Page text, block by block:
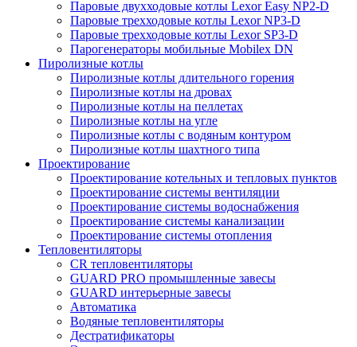
Паровые двухходовые котлы Lexor Easy NP2-D
Паровые трехходовые котлы Lexor NP3-D
Паровые трехходовые котлы Lexor SP3-D
Парогенераторы мобильные Mobilex DN
Пиролизные котлы
Пиролизные котлы длительного горения
Пиролизные котлы на дровах
Пиролизные котлы на пеллетах
Пиролизные котлы на угле
Пиролизные котлы с водяным контуром
Пиролизные котлы шахтного типа
Проектирование
Проектирование котельных и тепловых пунктов
Проектирование системы вентиляции
Проектирование системы водоснабжения
Проектирование системы канализации
Проектирование системы отопления
Тепловентиляторы
CR тепловентиляторы
GUARD PRO промышленные завесы
GUARD интерьерные завесы
Автоматика
Водяные тепловентиляторы
Дестратификаторы